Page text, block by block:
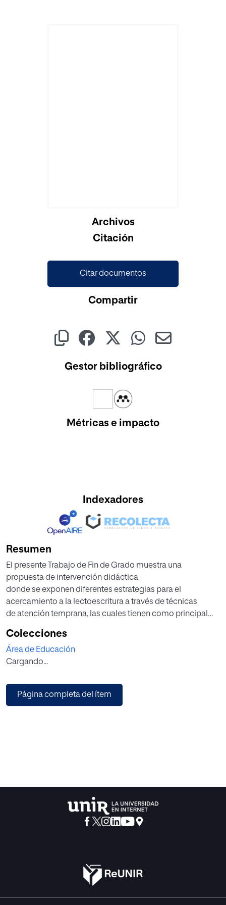
Archivos
Citación
Citar documentos
Compartir
Gestor bibliográfico
Métricas e impacto
Indexadores
Resumen
El presente Trabajo de Fin de Grado muestra una
propuesta de intervención didáctica
donde se exponen diferentes estrategias para el
acercamiento a la lectoescritura a través de técnicas
de atención temprana, las cuales tienen como principal
lectoescritores por los cuales atraviesan los niños en el
tercer curso del Segundo Ciclo de Educación
Infantil. La propuesta didáctica está apoyada
temprana y los prerrequisitos lectoescritores necesarios
para el logro de tal acercamiento.
Colecciones
Área de Educación
Cargando...
Página completa del ítem